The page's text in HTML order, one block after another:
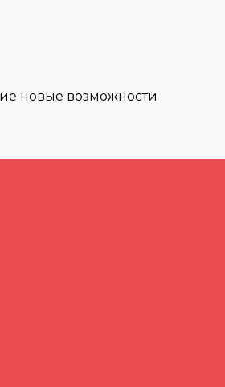
новые возможности